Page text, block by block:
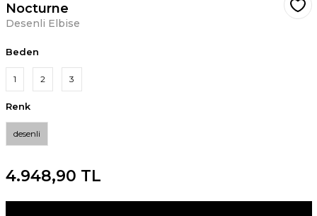
Nocturne
Desenli Elbise
Beden
1 2 3
Renk
desenli
4.948,90 TL